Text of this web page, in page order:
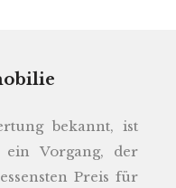
bekannt, ist
ein Vorgang, der
Preis für